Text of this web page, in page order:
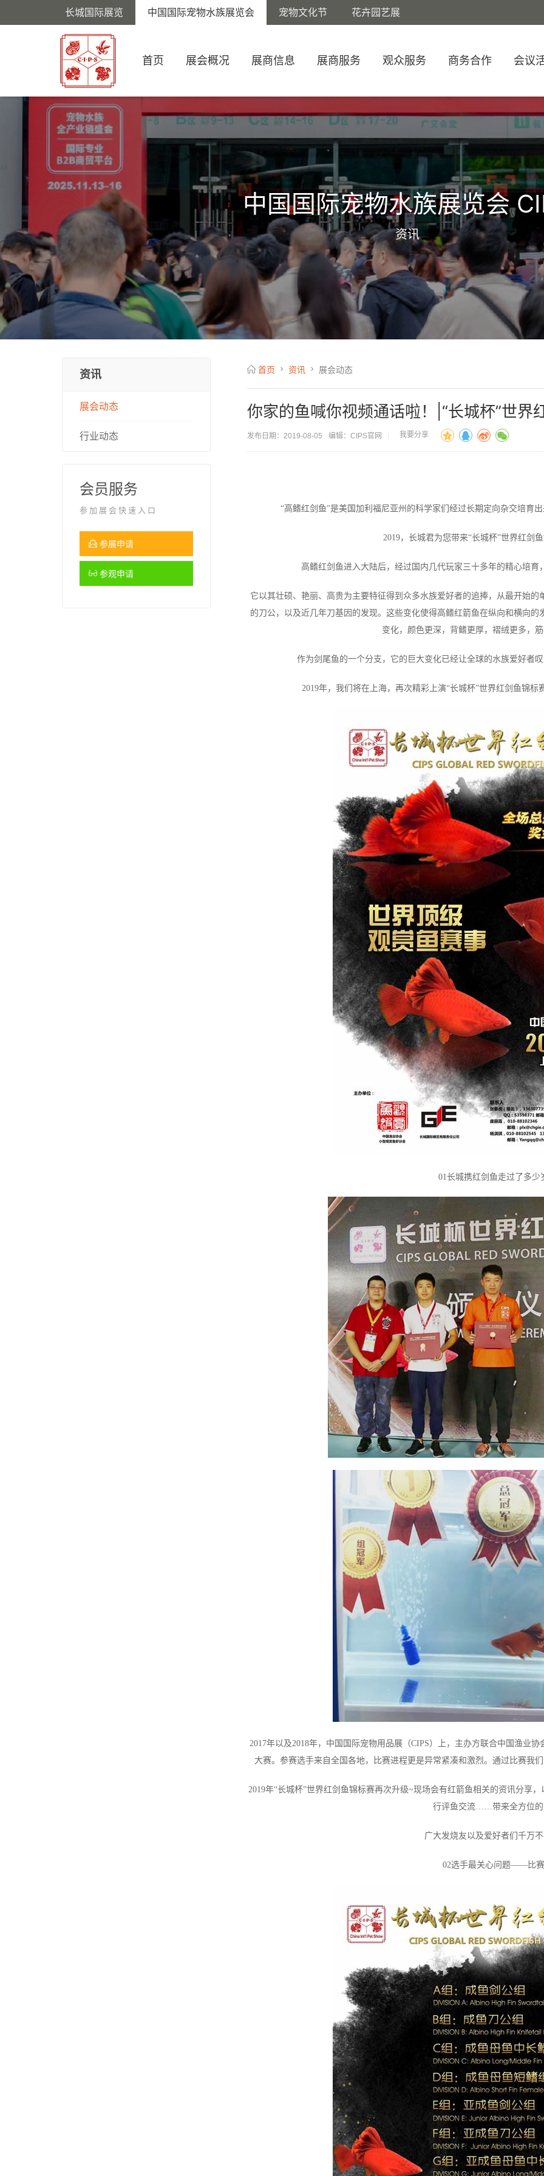
长城国际展览 中国国际宠物水族展览会 宠物文化节 花卉园艺展
首页 展会概况 展商信息 展商服务 观众服务 商务合作 会议
中国国际宠物水族展览会
资讯
首页 资讯 展会动态
你家的鱼喊你视频通话啦！|“长城杯”世界
发布日期：2019-08-05 编辑：CIPS官网 我要分享
“高鳍红剑鱼”是美国加利福尼亚州的科学家们经过长期定向杂交培育
2019，长城君为您带来“长城杯”世界红剑
高鳍红剑鱼进入大陆后，经过国内几代玩家三十多年的精心培
它以其壮硕、艳丽、高贵为主要特征得到众多水族爱好者的追捧，从最开始
的刀公，以及近几年刀基因的发现。这些变化使得高鳍红箭鱼在纵向和横向
变化，颜色更深，背鳍更厚，褶绒更多，
作为剑尾鱼的一个分支，它的巨大变化已经让全球的水族爱好者
2019年，我们将在上海，再次精彩上演“长城杯”世界红剑鱼锦
01长城携红剑鱼走过了多少
2017年以及2018年，中国国际宠物用品展（CIPS）上，主办方联合中国渔业
大赛。参赛选手来自全国各地，比赛进程更是异常紧凑和激烈。通过比赛我
2019年“长城杯”世界红剑鱼锦标赛再次升级~现场会有红箭鱼相关的资讯分享
行评鱼交流……带来全方位的
广大发烧友以及爱好者们千万
02选手最关心问题——比
资讯
展会动态
行业动态
会员服务
参加展会快速入口
参展申请
参观申请